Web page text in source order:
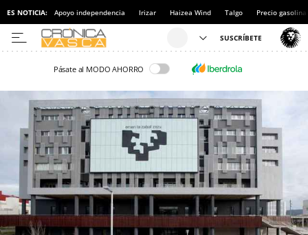
ES NOTICIA: Apoyo independencia Irizar Haizea Wind Talgo Precio gasolina
Pásate al MODO AHORRO